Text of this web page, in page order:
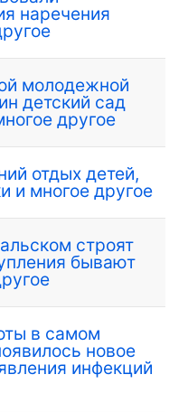
наречения
молодежной
детский сад
другое
отдых детей,
и многое другое
строят
бывают
в самом
новое
инфекций